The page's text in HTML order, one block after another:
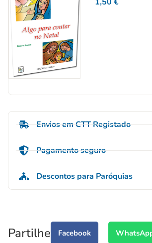
Envios em CTT Registado
Pagamento seguro
Descontos para Paróquias
Partilhe Facebook